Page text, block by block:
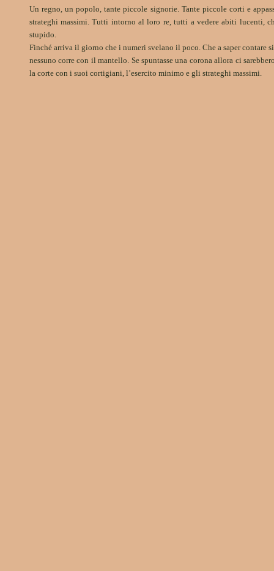
Un regno, un popolo, tante piccole signorie. Tante piccole corti e
strateghi massimi. Tutti intorno al loro re, tutti a vedere abiti lucenti,
stupido.
Finché arriva il giorno che i numeri svelano il poco. Che a saper contare
nessuno corre con il mantello. Se spuntasse una corona allora ci
la corte con i suoi cortigiani, l’esercito minimo e gli strateghi massimi.